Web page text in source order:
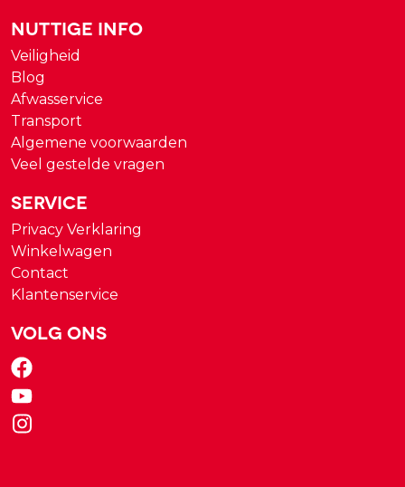
Nuttige Info
Veiligheid
Blog
Afwasservice
Transport
Algemene voorwaarden
Veel gestelde vragen
Service
Privacy Verklaring
Winkelwagen
Contact
Klantenservice
Volg ons